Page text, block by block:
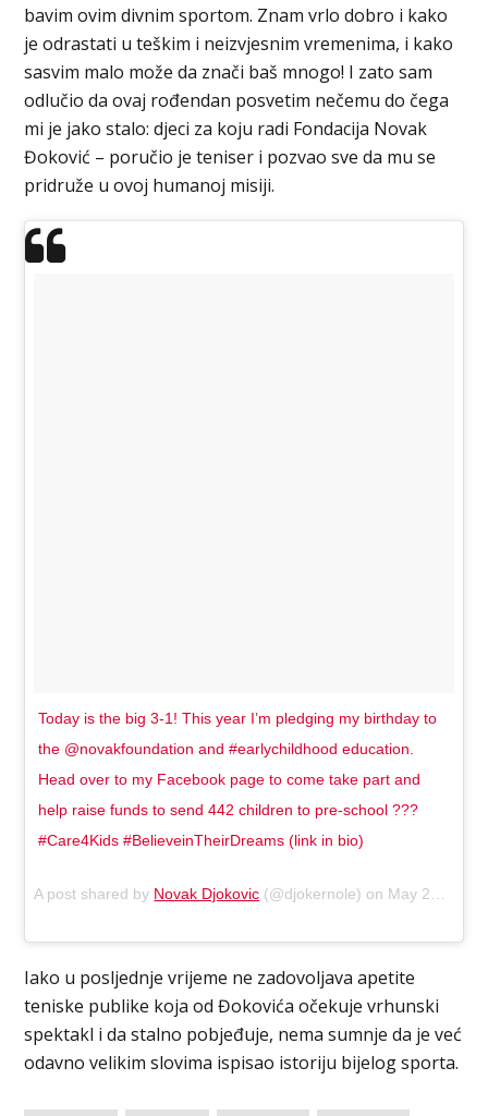
bavim ovim divnim sportom. Znam vrlo dobro i kako
je odrastati u teškim i neizvjesnim vremenima, i kako
sasvim malo može da znači baš mnogo! I zato sam
odlučio da ovaj rođendan posvetim nečemu do čega
mi je jako stalo: djeci za koju radi Fondacija Novak
Đoković – poručio je teniser i pozvao sve da mu se
pridruže u ovoj humanoj misiji.
Today is the big 3-1! This year I’m pledging my birthday to
the @novakfoundation and #earlychildhood education.
Head over to my Facebook page to come take part and
help raise funds to send 442 children to pre-school ???
#Care4Kids #BelieveinTheirDreams (link in bio)
A post shared by Novak Djokovic (@djokernole) on May 22, 2018 at 1:51am PDT
Iako u posljednje vrijeme ne zadovoljava apetite
teniske publike koja od Đokovića očekuje vrhunski
spektakl i da stalno pobjeđuje, nema sumnje da je već
odavno velikim slovima ispisao istoriju bijelog sporta.